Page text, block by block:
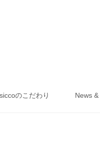
のこだわり News